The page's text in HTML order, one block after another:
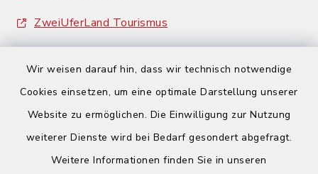
Wir weisen darauf hin, dass wir technisch notwendige
Cookies einsetzen, um eine optimale Darstellung unserer
Website zu ermöglichen. Die Einwilligung zur Nutzung
weiterer Dienste wird bei Bedarf gesondert abgefragt.
Weitere Informationen finden Sie in unseren
ZweiUferLand Tourismus
Barrierefreiheit